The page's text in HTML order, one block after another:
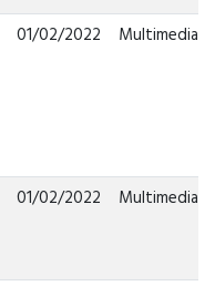
01/02/2022 Multimedia
01/02/2022 Multimedia